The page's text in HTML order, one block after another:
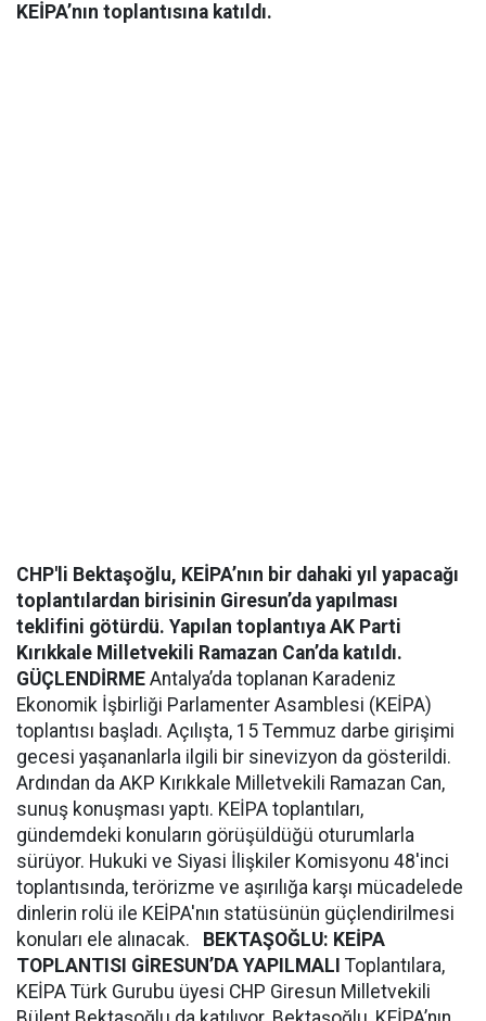
KEİPA’nın toplantısına katıldı.
CHP'li Bektaşoğlu, KEİPA’nın bir dahaki yıl yapacağı
toplantılardan birisinin Giresun’da yapılması
teklifini götürdü. Yapılan toplantıya AK Parti
Kırıkkale Milletvekili Ramazan Can’da katıldı.
GÜÇLENDİRME Antalya’da toplanan Karadeniz
Ekonomik İşbirliği Parlamenter Asamblesi (KEİPA)
toplantısı başladı. Açılışta, 15 Temmuz darbe girişimi
gecesi yaşananlarla ilgili bir sinevizyon da gösterildi.
Ardından da AKP Kırıkkale Milletvekili Ramazan Can,
sunuş konuşması yaptı. KEİPA toplantıları,
gündemdeki konuların görüşüldüğü oturumlarla
sürüyor. Hukuki ve Siyasi İlişkiler Komisyonu 48'inci
toplantısında, terörizme ve aşırılığa karşı mücadelede
dinlerin rolü ile KEİPA'nın statüsünün güçlendirilmesi
konuları ele alınacak.
BEKTAŞOĞLU: KEİPA
TOPLANTISI GİRESUN’DA YAPILMALI Toplantılara,
KEİPA Türk Gurubu üyesi CHP Giresun Milletvekili